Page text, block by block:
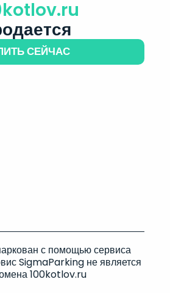
СЕЙЧАС
с помощью сервиса
SigmaParking не является
100kotlov.ru